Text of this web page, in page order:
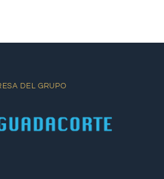
DEL GRUPO